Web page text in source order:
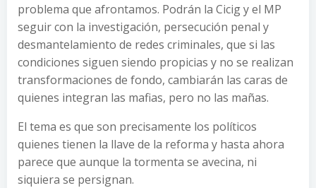
problema que afrontamos. Podrán la Cicig y el MP
seguir con la investigación, persecución penal y
desmantelamiento de redes criminales, que si las
condiciones siguen siendo propicias y no se realizan
transformaciones de fondo, cambiarán las caras de
quienes integran las mafias, pero no las mañas.
El tema es que son precisamente los políticos
quienes tienen la llave de la reforma y hasta ahora
parece que aunque la tormenta se avecina, ni
siquiera se persignan.